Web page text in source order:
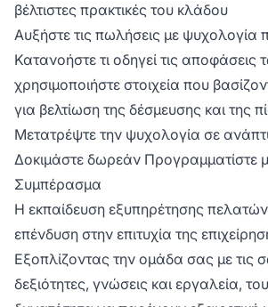
βέλτιστες πρακτικές του κλάδου
Αυξήστε τις πωλήσεις με ψυχολογία
Κατανοήστε τι οδηγεί τις αποφάσεις
χρησιμοποιήστε στοιχεία που
για βελτίωση της δέσμευσης και της
Μετατρέψτε την ψυχολογία σε
Δοκιμάστε δωρεάν Προγραμματίστε
Συμπέρασμα
Η εκπαίδευση εξυπηρέτησης πελατών
επένδυση στην επιτυχία της
Εξοπλίζοντας την ομάδα σας με τις
δεξιότητες, γνώσεις και εργαλεία,